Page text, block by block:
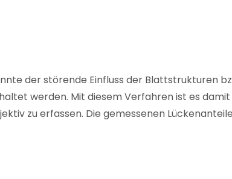
der störende Einfluss der Blattstrukturen
werden. Mit diesem Verfahren ist es
zu erfassen. Die gemessenen